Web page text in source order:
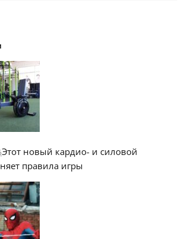
Этот новый кардио- и силовой
правила игры